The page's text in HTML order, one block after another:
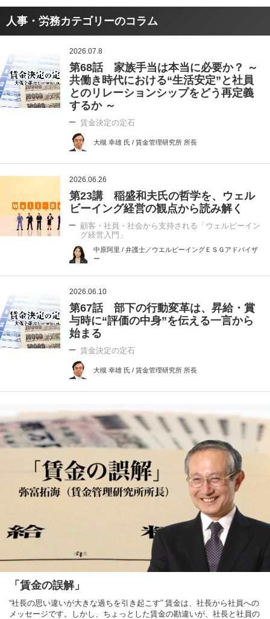
人事・労務カテゴリーのコラム
2026.07.8
第68話 家族手当は本当に必要か？ ～
共働き時代における“生活安定”と社員
とのリレーションシップをどう再定義
するか ～
賃金決定の定石
大槻 幸雄 氏 / 賃金管理研究所 所長
2026.06.26
第23講 稲盛和夫氏の哲学を、ウェル
ビーイング経営の観点から読み解く
顧客・社員・社会から支持される「ウェルビーイン
グ経営入門」
中原阿里 / 弁護士／ウエルビーイングＥＳＧアドバイザ
ー
2026.06.10
第67話 部下の行動変革は、昇給・賞
与時に“評価の中身”を伝える一言から
始まる
賃金決定の定石
大槻 幸雄 氏 / 賃金管理研究所 所長
「賃金の誤解」
“社長の思い違いが大きな過ちを引き起こす” 賃金は、社長から社員への
メッセージです。しかし、ちょっとした賃金の勘違いが、社長と社員の